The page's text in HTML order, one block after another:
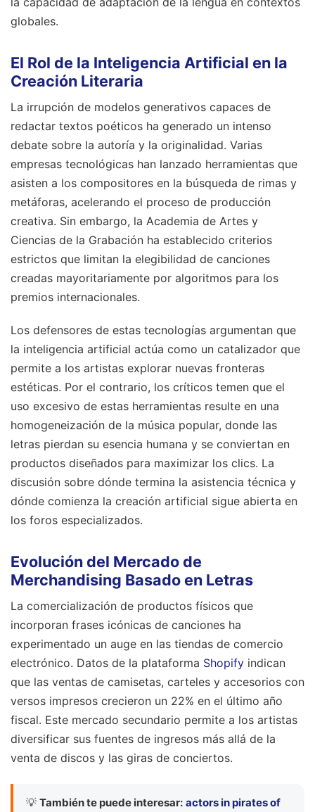
globales.
El Rol de la Inteligencia Artificial en la
Creación Literaria
La irrupción de modelos generativos capaces de
redactar textos poéticos ha generado un intenso
debate sobre la autoría y la originalidad. Varias
empresas tecnológicas han lanzado herramientas que
asisten a los compositores en la búsqueda de rimas y
metáforas, acelerando el proceso de producción
creativa. Sin embargo, la Academia de Artes y
Ciencias de la Grabación ha establecido criterios
estrictos que limitan la elegibilidad de canciones
creadas mayoritariamente por algoritmos para los
premios internacionales.
Los defensores de estas tecnologías argumentan que
la inteligencia artificial actúa como un catalizador que
permite a los artistas explorar nuevas fronteras
estéticas. Por el contrario, los críticos temen que el
uso excesivo de estas herramientas resulte en una
homogeneización de la música popular, donde las
letras pierdan su esencia humana y se conviertan en
productos diseñados para maximizar los clics. La
discusión sobre dónde termina la asistencia técnica y
dónde comienza la creación artificial sigue abierta en
los foros especializados.
Evolución del Mercado de
Merchandising Basado en Letras
La comercialización de productos físicos que
incorporan frases icónicas de canciones ha
experimentado un auge en las tiendas de comercio
electrónico. Datos de la plataforma Shopify indican
que las ventas de camisetas, carteles y accesorios con
versos impresos crecieron un 22% en el último año
fiscal. Este mercado secundario permite a los artistas
diversificar sus fuentes de ingresos más allá de la
venta de discos y las giras de conciertos.
💡 También te puede interesar: actors in pirates of